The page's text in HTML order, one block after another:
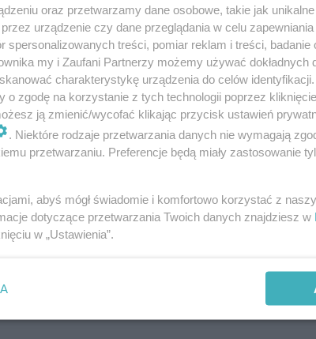
osobie posiadającej
pojazdem samochodowym
o dopuszczalnej masie
nieprzekraczającej 4 250 kg,
w ustawie o transporcie
oraz przetwarzamy dane osobowe, takie jak
urządzenie czy dane przeglądania w celu zapewniania
spersonalizowanych treści, pomiar reklam i treści, badanie
my i Zaufani Partnerzy możemy używać dokładnych
charakterystykę urządzenia do celów
zgodę na korzystanie z tych technologii poprzez kliknięcie
ją zmienić/wycofać klikając przycisk ustawień
. Niektóre rodzaje przetwarzania danych nie wymagają
przetwarzaniu. Preferencje będą miały zastosowanie
abyś mógł świadomie i komfortowo korzystać z
dotyczące przetwarzania Twoich danych znajdziesz w
w „Ustawienia”.